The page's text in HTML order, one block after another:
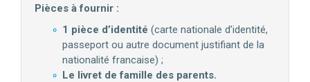
Pièces à fournir :
1 pièce d’identité (carte nationale d’identité,
passeport ou autre document justifiant de la
nationalité francaise) ;
Le livret de famille des parents.